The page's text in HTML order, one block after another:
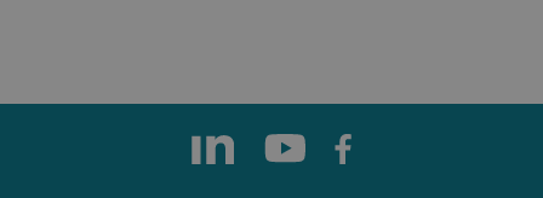
brukes til å skille
og roboter. Dette er